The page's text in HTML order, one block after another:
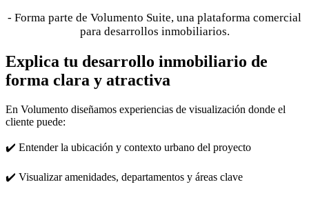
- Forma parte de Volumento Suite, una plataforma comercial
para desarrollos inmobiliarios.
Explica tu desarrollo inmobiliario de
forma clara y atractiva
En Volumento diseñamos experiencias de visualización donde el
cliente puede:
✔️ Entender la ubicación y contexto urbano del proyecto
✔️ Visualizar amenidades, departamentos y áreas clave